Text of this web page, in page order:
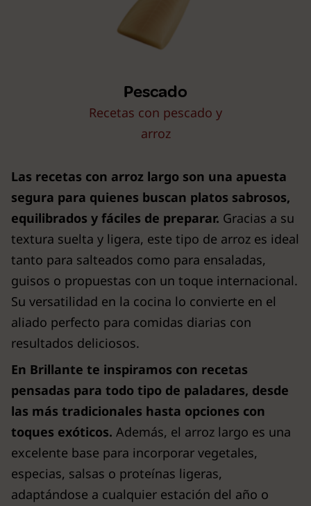
Pescado
Recetas con pescado y
arroz
Las recetas con arroz largo son una apuesta
segura para quienes buscan platos sabrosos,
equilibrados y fáciles de preparar. Gracias a su
textura suelta y ligera, este tipo de arroz es ideal
tanto para salteados como para ensaladas,
guisos o propuestas con un toque internacional.
Su versatilidad en la cocina lo convierte en el
aliado perfecto para comidas diarias con
resultados deliciosos.
En Brillante te inspiramos con recetas
pensadas para todo tipo de paladares, desde
las más tradicionales hasta opciones con
toques exóticos. Además, el arroz largo es una
excelente base para incorporar vegetales,
especias, salsas o proteínas ligeras,
adaptándose a cualquier estación del año o